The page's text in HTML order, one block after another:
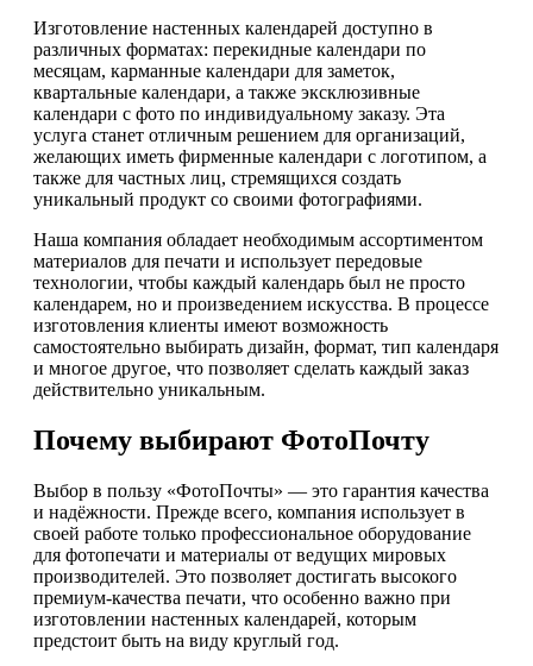
Изготовление настенных календарей доступно в
различных форматах: перекидные календари по
месяцам, карманные календари для заметок,
квартальные календари, а также эксклюзивные
календари с фото по индивидуальному заказу. Эта
услуга станет отличным решением для организаций,
желающих иметь фирменные календари с логотипом, а
также для частных лиц, стремящихся создать
уникальный продукт со своими фотографиями.
Наша компания обладает необходимым ассортиментом
материалов для печати и использует передовые
технологии, чтобы каждый календарь был не просто
календарем, но и произведением искусства. В процессе
изготовления клиенты имеют возможность
самостоятельно выбирать дизайн, формат, тип календаря
и многое другое, что позволяет сделать каждый заказ
действительно уникальным.
Почему выбирают ФотоПочту
Выбор в пользу «ФотоПочты» — это гарантия качества
и надёжности. Прежде всего, компания использует в
своей работе только профессиональное оборудование
для фотопечати и материалы от ведущих мировых
производителей. Это позволяет достигать высокого
премиум-качества печати, что особенно важно при
изготовлении настенных календарей, которым
предстоит быть на виду круглый год.